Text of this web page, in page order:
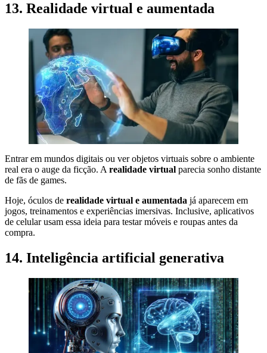
13. Realidade virtual e aumentada
Entrar em mundos digitais ou ver objetos virtuais sobre o ambiente
real era o auge da ficção. A realidade virtual parecia sonho distante
de fãs de games.
Hoje, óculos de realidade virtual e aumentada já aparecem em
jogos, treinamentos e experiências imersivas. Inclusive, aplicativos
de celular usam essa ideia para testar móveis e roupas antes da
compra.
14. Inteligência artificial generativa